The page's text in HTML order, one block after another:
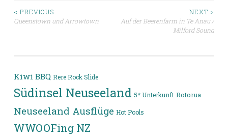
Beitragsnavigation
< PREVIOUS
Queenstown und Arrowtown
NEXT >
Auf der Beerenfarm in Te Anau /
Milford Sound
Kiwi BBQ Rere Rock Slide
Südinsel Neuseeland 5* Unterkunft Rotorua
Neuseeland Ausflüge Hot Pools
WWOOFing NZ